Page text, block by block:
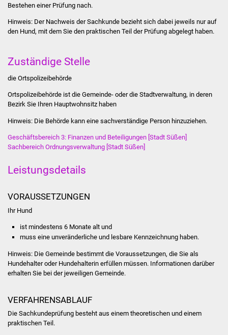
Veröffentlichungen
Jubiläumsjahr 2021
Sanierung Hallenbad
Sanierung Bizethalle
Bestehen einer Prüfung nach.
Hinweis:Der Nachweis derSachkunde bezieht sich dabei jeweils nur auf
den Hund, mit dem Sie den praktischen Teil der Prüfung abgelegt haben.
Zuständige Stelle
die Ortspolizeibehörde
Ortspolizeibehörde ist die Gemeinde- oder die Stadtverwaltung, in deren
Bezirk Sie Ihren Hauptwohnsitz haben
Hinweis: Die Behörde kann eine sachverständige Person hinzuziehen.
Geschäftsbereich 3: Finanzen und Beteiligungen [Stadt Süßen]
Sachbereich Ordnungsverwaltung [Stadt Süßen]
Leistungsdetails
VORAUSSETZUNGEN
Ihr Hund
ist mindestens 6 Monate alt und
muss eine unveränderliche und lesbare Kennzeichnung haben.
Hinweis: Die Gemeinde bestimmt die Voraussetzungen, die Sie als
Hundehalter oder Hundehalterin erfüllen müssen. Informationen darüber
erhalten Sie bei der jeweiligen Gemeinde.
VERFAHRENSABLAUF
Die Sachkundeprüfung besteht aus einem theoretischen und einem
praktischen Teil.